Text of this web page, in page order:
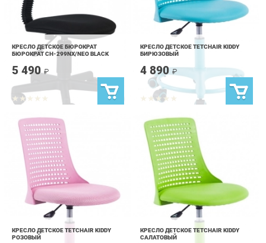
КРЕСЛО ДЕТСКОЕ БЮРОКРАТ
БЮРОКРАТ CH-299NX/NEO BLACK
5 490₽
КРЕСЛО ДЕТСКОЕ TETCHAIR KIDDY
4 890₽
КРЕСЛО ДЕТСКОЕ TETCHAIR KIDDY
4 890₽
КРЕСЛО ДЕТСКОЕ TETCHAIR KIDDY
4 890₽